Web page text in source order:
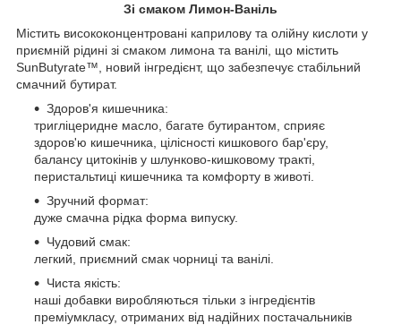
Зі смаком Лимон-Ваніль
Містить висококонцентровані каприлову та олійну кислоти у
приємній рідині зі смаком лимона та ванілі, що містить
SunButyrate™, новий інгредієнт, що забезпечує стабільний
смачний бутират.
Здоров'я кишечника:
тригліцеридне масло, багате бутирантом, сприяє
здоров'ю кишечника, цілісності кишкового бар'єру,
балансу цитокінів у шлунково-кишковому тракті,
перистальтиці кишечника та комфорту в животі.
Зручний формат:
дуже смачна рідка форма випуску.
Чудовий смак:
легкий, приємний смак чорниці та ванілі.
Чиста якість:
наші добавки виробляються тільки з інгредієнтів
преміумкласу, отриманих від надійних постачальників